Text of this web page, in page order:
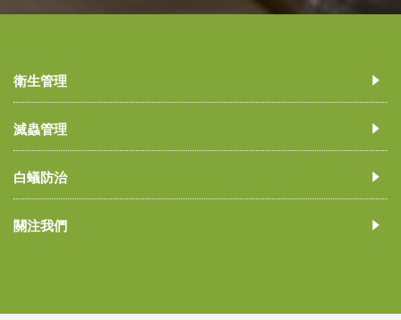
衛生管理
滅蟲管理
白蟻防治
關注我們